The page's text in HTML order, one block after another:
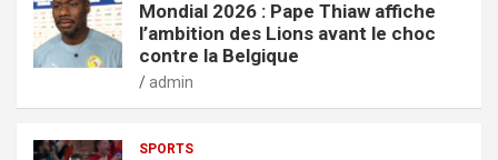
Mondial 2026 : Pape Thiaw affiche
l’ambition des Lions avant le choc
contre la Belgique
admin
SPORTS